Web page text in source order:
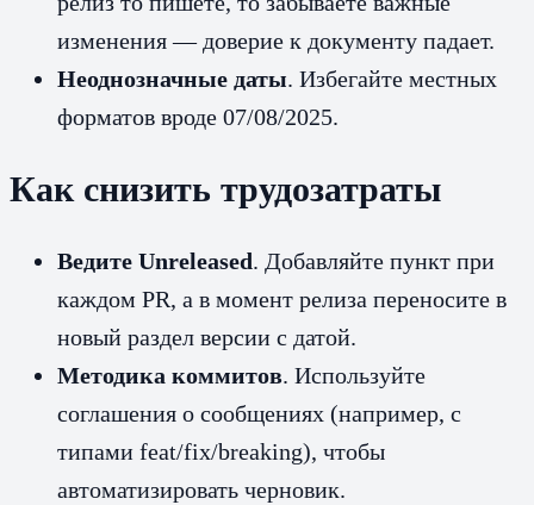
изменения — доверие к документу падает.
Неоднозначные даты. Избегайте местных
форматов вроде 07/08/2025.
Как снизить трудозатраты
Ведите Unreleased. Добавляйте пункт при
каждом PR, а в момент релиза переносите в
новый раздел версии с датой.
Методика коммитов. Используйте
соглашения о сообщениях (например, с
типами feat/fix/breaking), чтобы
автоматизировать черновик.